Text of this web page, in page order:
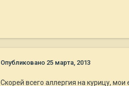
Опубликовано 25 марта, 2013
Скорей всего аллергия на курицу,